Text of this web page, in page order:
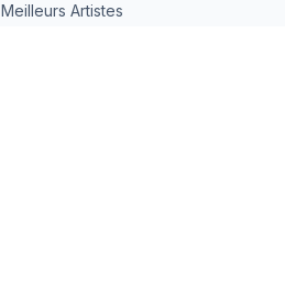
Meilleurs Artistes